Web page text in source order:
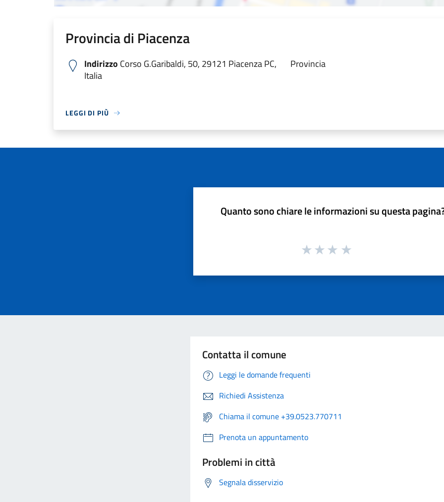
Provincia di Piacenza
Indirizzo Corso G.Garibaldi, 50, 29121 Piacenza PC,
Italia
Provincia
LEGGI DI PIÙ
Quanto sono chiare le informazioni su questa
Contatta il comune
Leggi le domande frequenti
Richiedi Assistenza
Chiama il comune +39.0523.770711
Prenota un appuntamento
Problemi in città
Segnala disservizio